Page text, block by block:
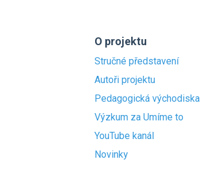
O projektu
Stručné představení
Autoři projektu
Pedagogická východiska
Výzkum za Umíme to
YouTube kanál
Novinky